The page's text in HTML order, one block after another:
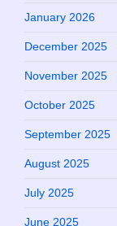
January 2026
December 2025
November 2025
October 2025
September 2025
August 2025
July 2025
June 2025